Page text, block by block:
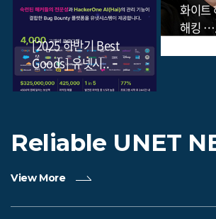
화이트 해커가 기업 직접
Reliable UNET
View More